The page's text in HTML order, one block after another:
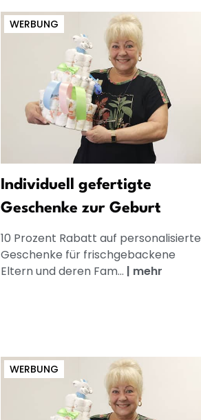
WERBUNG
Individuell gefertigte
Geschenke zur Geburt
10 Prozent Rabatt auf personalisierte
Geschenke für frischgebackene
Eltern und deren Fam... | mehr
WERBUNG